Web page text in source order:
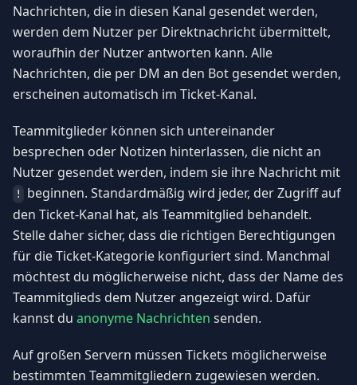
Nachrichten, die in diesen Kanal gesendet werden,
werden dem Nutzer per Direktnachricht übermittelt,
woraufhin der Nutzer antworten kann. Alle
Nachrichten, die per DM an den Bot gesendet werden,
erscheinen automatisch im Ticket-Kanal.
Teammitglieder können sich untereinander
besprechen oder Notizen hinterlassen, die nicht an
Nutzer gesendet werden, indem sie ihre Nachricht mit
!
beginnen. Standardmäßig wird jeder, der Zugriff auf
den Ticket-Kanal hat, als Teammitglied behandelt.
Stelle daher sicher, dass die richtigen Berechtigungen
für die Ticket-Kategorie konfiguriert sind. Manchmal
möchtest du möglicherweise nicht, dass der Name des
Teammitglieds dem Nutzer angezeigt wird. Dafür
kannst du anonyme Nachrichten senden.
Auf großen Servern müssen Tickets möglicherweise
bestimmten Teammitgliedern zugewiesen werden.